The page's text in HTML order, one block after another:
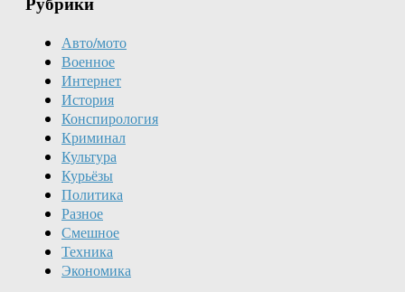
Авто/мото
Военное
Интернет
История
Конспирология
Криминал
Культура
Курьёзы
Политика
Разное
Смешное
Техника
Экономика